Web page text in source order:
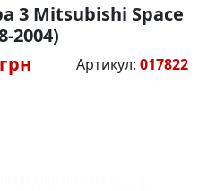
3 Mitsubishi Space
2004)
Артикул: 017822